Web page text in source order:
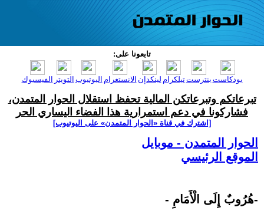
تابعونا على:
الفيسبوك التويتر اليوتيوب الانستغرام لينكدإن تيلكرامبنترست بودكاست
تبرعاتكم وتبرعاتكن المالية تحفظ استقلال الحوار المتمدن،
فشاركونا في دعم استمرارية هذا الفضاء اليساري الحر
[اشترك في قناة ‫«الحوار المتمدن» على اليوتيوب]
الحوار المتمدن - موبايل
الموقع الرئيسي
- هُرُوبٌ إِلَى الْأَمَامِ-